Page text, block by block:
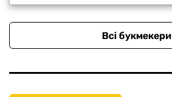
Всі букмекери